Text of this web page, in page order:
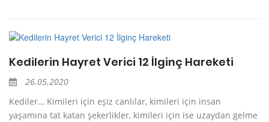
Kedilerin Hayret Verici 12 İlginç Hareketi
26.05.2020
Kediler… Kimileri için eşiz canlılar, kimileri için insan
yaşamına tat katan şekerlikler, kimileri için ise uzaydan gelme